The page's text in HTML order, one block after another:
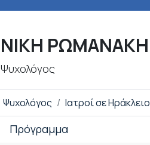
ΝΙΚΗ ΡΩΜΑΝΑΚΗ
Ψυχολόγος
Ψυχολόγος Ιατροί σε Ηράκλειο
Πρόγραμμα